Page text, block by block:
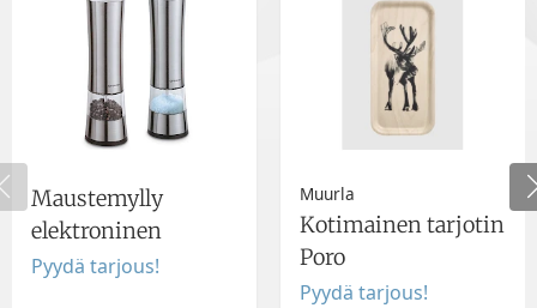
Maustemylly
elektroninen
Pyydä tarjous!
Muurla
Kotimainen tarjotin
Poro
Pyydä tarjous!